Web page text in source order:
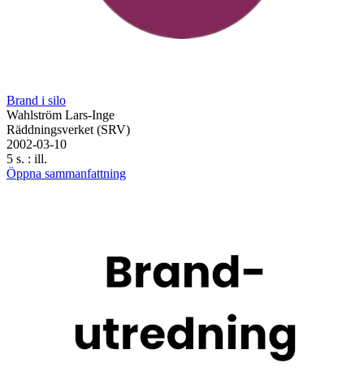
Brand i silo
Wahlström Lars-Inge
Räddningsverket (SRV)
2002-03-10
5 s. : ill.
Öppna sammanfattning